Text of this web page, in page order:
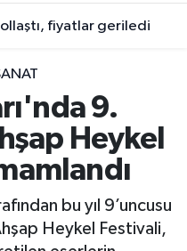
fiyatlar geriledi
9.
Heykel
bu yıl 9’uncusu
Heykel Festivali,
ve Fikstür